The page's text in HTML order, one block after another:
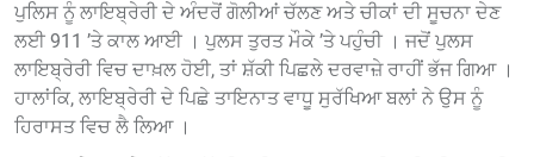
ਪੁਲਿਸ ਨੂੰ ਲਾਇਬ੍ਰੇਰੀ ਦੇ ਅੰਦਰੋਂ ਗੋਲੀਆਂ ਚੱਲਣ ਅਤੇ ਚੀਕਾਂ ਦੀ ਸੂਚਨਾ ਦੇਣ
ਲਈ 911 ’ਤੇ ਕਾਲ ਆਈ । ਪੁਲਸ ਤੁਰਤ ਮੌਕੇ ’ਤੇ ਪਹੁੰਚੀ । ਜਦੋਂ ਪੁਲਸ
ਲਾਇਬ੍ਰੇਰੀ ਵਿਚ ਦਾਖ਼ਲ ਹੋਈ, ਤਾਂ ਸ਼ੱਕੀ ਪਿਛਲੇ ਦਰਵਾਜ਼ੇ ਰਾਹੀਂ ਭੱਜ ਗਿਆ ।
ਹਾਲਾਂਕਿ, ਲਾਇਬ੍ਰੇਰੀ ਦੇ ਪਿਛੇ ਤਾਇਨਾਤ ਵਾਧੂ ਸੁਰੱਖਿਆ ਬਲਾਂ ਨੇ ਉਸ ਨੂੰ
ਹਿਰਾਸਤ ਵਿਚ ਲੈ ਲਿਆ ।